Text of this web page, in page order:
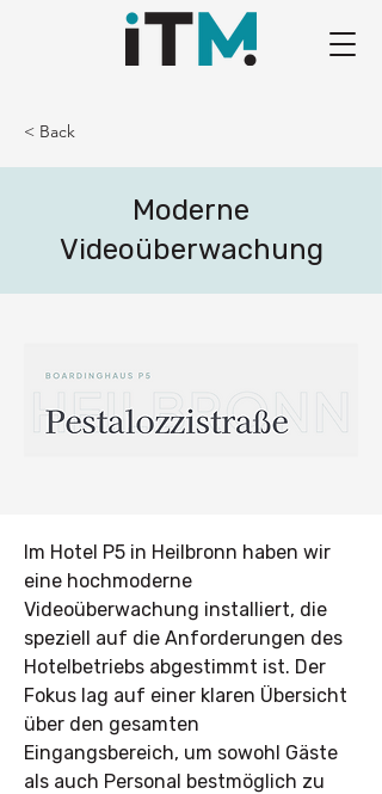
< Back
Moderne
Videoüberwachung
Im Hotel P5 in Heilbronn haben wir
eine hochmoderne
Videoüberwachung installiert, die
speziell auf die Anforderungen des
Hotelbetriebs abgestimmt ist. Der
Fokus lag auf einer klaren Übersicht
über den gesamten
Eingangsbereich, um sowohl Gäste
als auch Personal bestmöglich zu